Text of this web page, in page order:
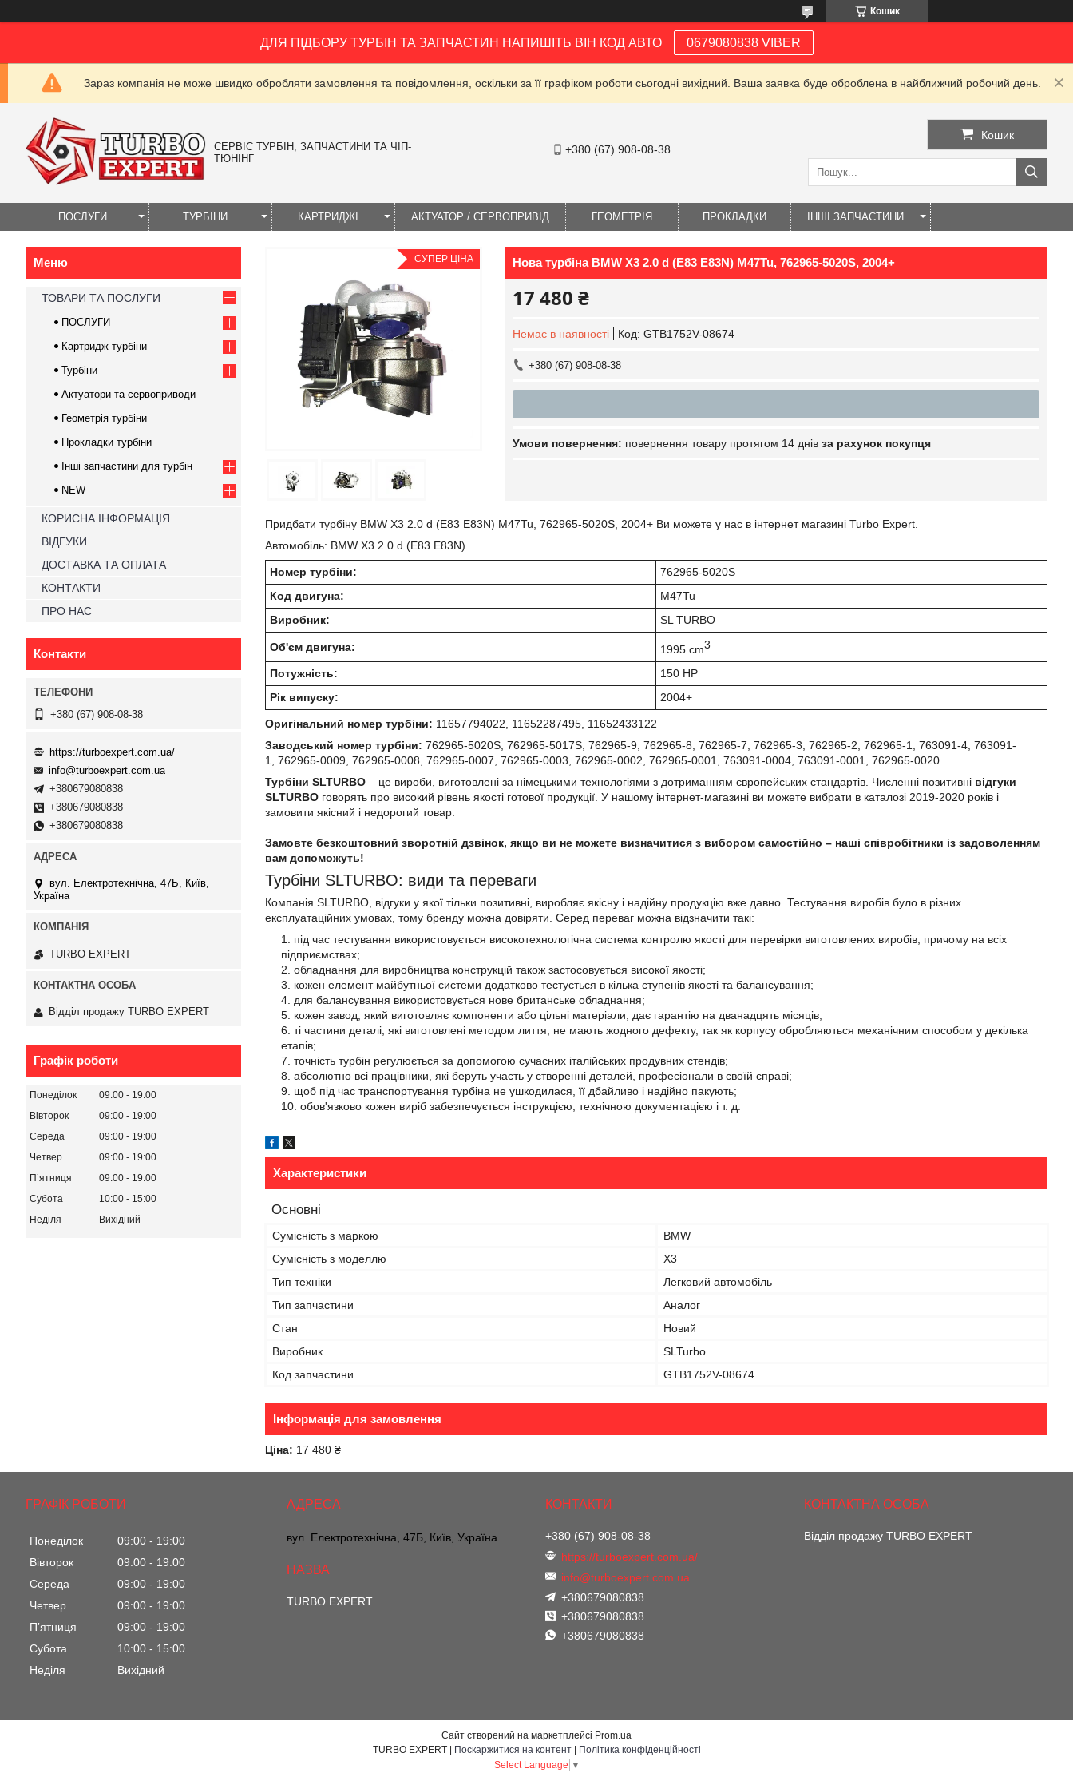
Кошик
ДЛЯ ПІДБОРУ ТУРБІН ТА ЗАПЧАСТИН НАПИШІТЬ ВІН КОД АВТО 0679080838 VIBER
Зараз компанія не може швидко обробляти замовлення та повідомлення, оскільки за її графіком роботи сьогодні вихідний. Ваша заявка буде оброблена в найближчий робочий день.
СЕРВІС ТУРБІН, ЗАПЧАСТИНИ ТА ЧІП-
ТЮНІНГ
+380 (67) 908-08-38
Кошик
ПОСЛУГИ ТУРБІНИ КАРТРИДЖІ АКТУАТОР / СЕРВОПРИВІД ГЕОМЕТРІЯ ПРОКЛАДКИ ІНШІ ЗАПЧАСТИНИ
СУПЕР ЦІНА Нова турбіна BMW X3 2.0 d (E83 E83N) M47Tu, 762965-5020S, 2004+
17 480 ₴
Немає в наявності Код: GTB1752V-08674
+380 (67) 908-08-38
повернення товару протягом 14 днів за рахунок покупця
Придбати турбіну BMW X3 2.0 d (E83 E83N) M47Tu, 762965-5020S, 2004+ Ви можете у нас в інтернет магазині Turbo Expert.
Автомобіль: BMW X3 2.0 d (E83 E83N)
Номер турбіни:
762965-5020S
Код двигуна:
M47Tu
Виробник:
SL TURBO
Об'єм двигуна: 1995 cm3
Потужність:
150 HP
Рік випуску:
2004+
Оригінальний номер турбіни: 11657794022, 11652287495, 11652433122
Заводський номер турбіни: 762965-5020S, 762965-5017S, 762965-9, 762965-8, 762965-7, 762965-3, 762965-2, 762965-1, 763091-4, 763091-
1, 762965-0009, 762965-0008, 762965-0007, 762965-0003, 762965-0002, 762965-0001, 763091-0004, 763091-0001, 762965-0020
Турбіни SLTURBO – це вироби, виготовлені за німецькими технологіями з дотриманням європейських стандартів. Численні позитивні відгуки
SLTURBO говорять про високий рівень якості готової продукції. У нашому інтернет-магазині ви можете вибрати в каталозі 2019-2020 років і
замовити якісний і недорогий товар.
Замовте безкоштовний зворотній дзвінок, якщо ви не можете визначитися з вибором самостійно – наші співробітники із задоволенням
вам допоможуть!
Турбіни SLTURBO: види та переваги
Компанія SLTURBO, відгуки у якої тільки позитивні, виробляє якісну і надійну продукцію вже давно. Тестування виробів було в різних
експлуатаційних умовах, тому бренду можна довіряти. Серед переваг можна відзначити такі:
під час тестування використовується високотехнологічна система контролю якості для перевірки виготовлених виробів, причому на всіх
підприємствах;
обладнання для виробництва конструкцій також застосовується високої якості;
кожен елемент майбутньої системи додатково тестується в кілька ступенів якості та балансування;
для балансування використовується нове британське обладнання;
кожен завод, який виготовляє компоненти або цільні матеріали, дає гарантію на дванадцять місяців;
ті частини деталі, які виготовлені методом лиття, не мають жодного дефекту, так як корпусу обробляються механічним способом у декілька
етапів;
точність турбін регулюється за допомогою сучасних італійських продувних стендів;
абсолютно всі працівники, які беруть участь у створенні деталей, професіонали в своїй справі;
щоб під час транспортування турбіна не ушкодилася, її дбайливо і надійно пакують;
обов'язково кожен виріб забезпечується інструкцією, технічною документацією і т. д.
Характеристики
Основні
Сумісність з маркою
BMW
Сумісність з моделлю
X3
Тип техніки
Легковий автомобіль
Тип запчастини
Аналог
Стан
Новий
Виробник
SLTurbo
Код запчастини
GTB1752V-08674
Інформація для замовлення
Ціна: 17 480 ₴
ТОВАРИ ТА ПОСЛУГИ
ПОСЛУГИ
Картридж турбіни
Турбіни
Актуатори та сервоприводи
Геометрія турбіни
Прокладки турбіни
Інші запчастини для турбін
NEW
КОРИСНА ІНФОРМАЦІЯ
ВІДГУКИ
ДОСТАВКА ТА ОПЛАТА
КОНТАКТИ
ПРО НАС
Контакти
+380 (67) 908-08-38
https://turboexpert.com.ua/
info@turboexpert.com.ua
+380679080838
+380679080838
+380679080838
вул. Електротехнічна, 47Б, Київ,
Україна
TURBO EXPERT
Відділ продажу TURBO EXPERT
Графік роботи
Понеділок 09:00
19:00
Вівторок
09:00
19:00
Середа
09:00
19:00
Четвер
09:00
19:00
Пʼятниця
09:00
19:00
Субота
10:00
15:00
Неділя
Вихідний
ГРАФІК РОБОТИ
Понеділок 09:00
19:00
Вівторок
09:00
19:00
Середа
09:00
19:00
Четвер
09:00
19:00
Пʼятниця
09:00
19:00
Субота
10:00
15:00
Неділя
Вихідний
вул. Електротехнічна, 47Б, Київ, Україна
TURBO EXPERT
+380 (67) 908-08-38
https://turboexpert.com.ua/
info@turboexpert.com.ua
+380679080838
+380679080838
+380679080838
Відділ продажу TURBO EXPERT
Сайт створений на маркетплейсі Prom.ua
Поскаржитися на контент
Політика конфіденційності
Select Language ▼